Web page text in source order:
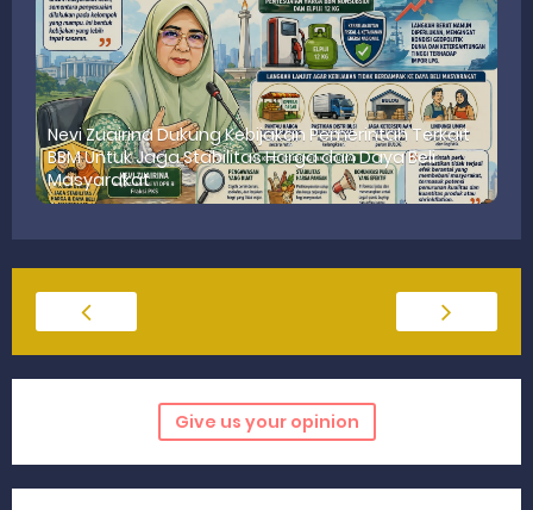
Nevi Zuairina Dukung Kebijakan Pemerintah Terkait
BBM Untuk Jaga Stabilitas Harga dan Daya Beli
Masyarakat
Give us your opinion